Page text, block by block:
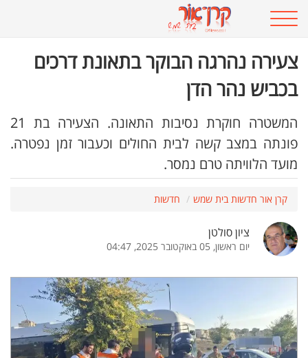
צעירה נהרגה הבוקר בתאונת דרכים
בכביש נהר הדן
המשטרה חוקרת נסיבות התאונה. הצעירה בת 21
פונתה במצב קשה לבית החולים וכעבור זמן נפטרה.
מועד הלוויתה טרם נמסר.
קרן אור חדשות בית שמש חדשות
ציון סולטן
יום ראשון, 05 באוקטובר 2025, 04:47